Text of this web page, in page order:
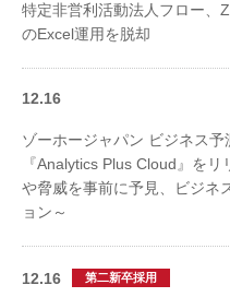
特定非営利活動法人フロー、
のExcel運用を脱却
12.16
ゾーホージャパン ビジネス
『Analytics Plus Cloud』を
や脅威を事前に予見、ビジネ
ョン～
12.16 第二新卒採用